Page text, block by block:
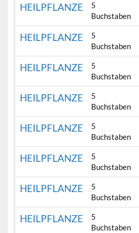
HEILPFLANZE
5
Buchstaben
HEILPFLANZE
5
Buchstaben
HEILPFLANZE
5
Buchstaben
HEILPFLANZE
5
Buchstaben
HEILPFLANZE
5
Buchstaben
HEILPFLANZE
5
Buchstaben
HEILPFLANZE
5
Buchstaben
HEILPFLANZE
5
Buchstaben